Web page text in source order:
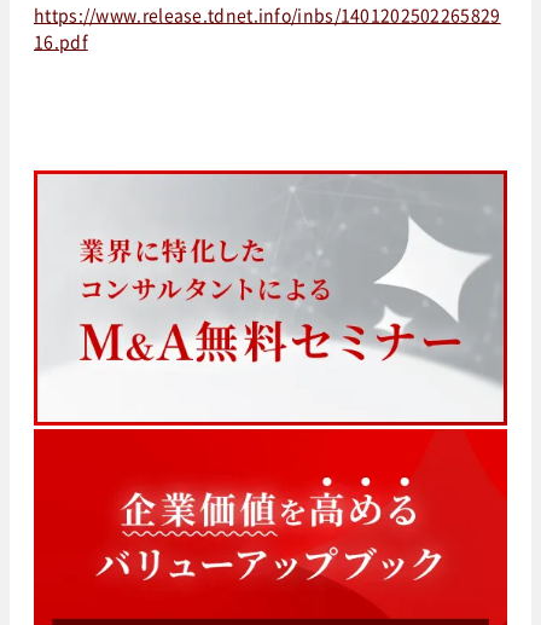
https://www.release.tdnet.info/inbs/1401202502265829
16.pdf